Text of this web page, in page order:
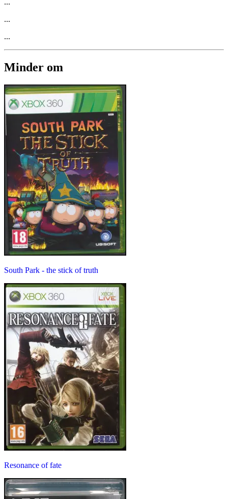
...
...
Minder om
South Park - the stick of truth
Resonance of fate